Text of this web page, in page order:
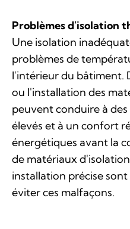
Problèmes d'isolation
Une isolation
problèmes de
l'intérieur du bâtiment.
ou l'installation des
peuvent conduire à
élevés et à un confort
énergétiques avant la
de matériaux
installation précise
éviter ces malfaçons.